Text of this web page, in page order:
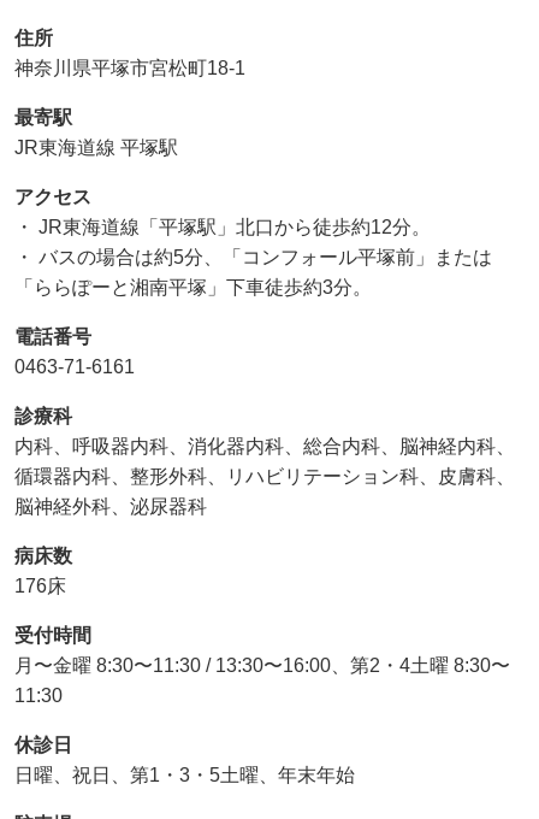
住所
神奈川県平塚市宮松町18-1
最寄駅
JR東海道線 平塚駅
アクセス
・ JR東海道線「平塚駅」北口から徒歩約12分。
・ バスの場合は約5分、「コンフォール平塚前」または
「ららぽーと湘南平塚」下車徒歩約3分。
電話番号
0463-71-6161
診療科
内科、呼吸器内科、消化器内科、総合内科、脳神経内科、
循環器内科、整形外科、リハビリテーション科、皮膚科、
脳神経外科、泌尿器科
病床数
176床
受付時間
月〜金曜 8:30〜11:30 / 13:30〜16:00、第2・4土曜 8:30〜
11:30
休診日
日曜、祝日、第1・3・5土曜、年末年始